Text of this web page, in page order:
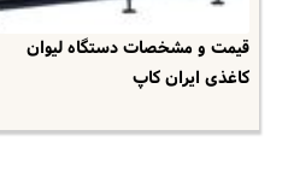
قیمت و مشخصات دستگاه لیوان
کاغذی ایران کاپ